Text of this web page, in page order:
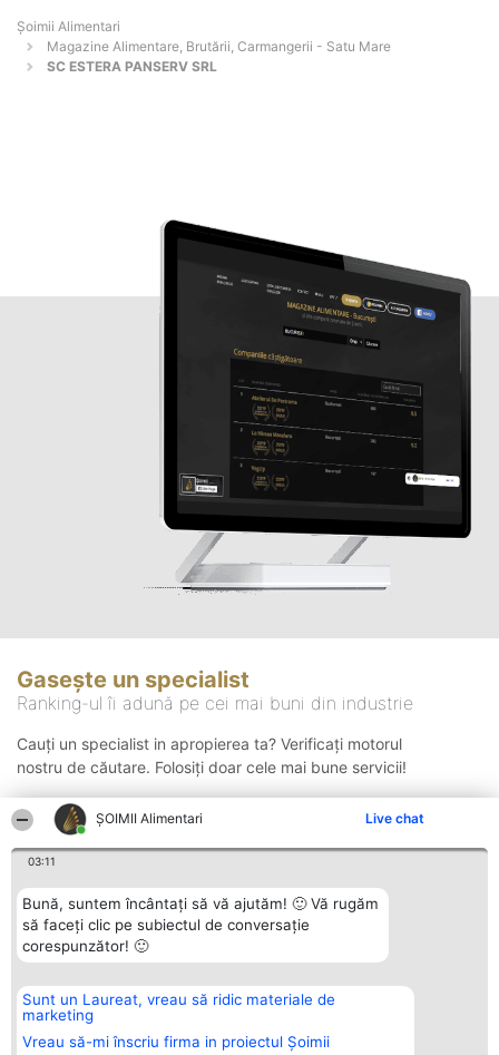
ŞOIMII Alimentari Live chat
03:11
Bună, suntem încântați să vă ajutăm! 🙂 Vă rugăm
să faceți clic pe subiectul de conversație
corespunzător! 🙂
Sunt un Laureat, vreau să ridic materiale de
marketing
Vreau să-mi înscriu firma in proiectul Șoimii
Şoimii Alimentari
Magazine Alimentare, Brutării, Carmangerii - Satu Mare
SC ESTERA PANSERV SRL
Gasește un specialist
Ranking-ul îi adună pe cei mai buni din industrie
Cauți un specialist in apropierea ta? Verificați motorul
nostru de căutare. Folosiți doar cele mai bune servicii!
Organizator Ranking
BRIGHT SOLUTIONS BR SRL
Aleea Timisul De Sus 2 Bl. A30
Sc. A Et. 4 Ap. 13 Cod 061952
Plebiscyt
Lista Tuturor
Laureaților
Contact